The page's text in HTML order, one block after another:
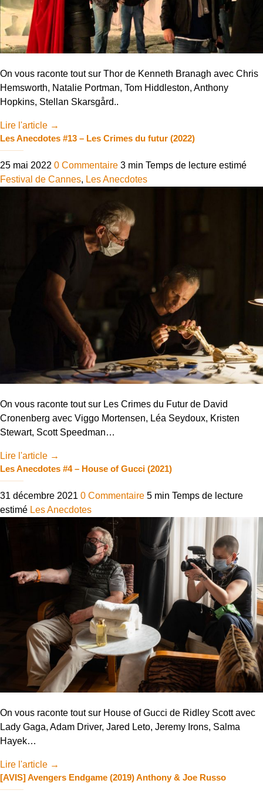
On vous raconte tout sur Thor de Kenneth Branagh avec Chris
Hemsworth, Natalie Portman, Tom Hiddleston, Anthony
Hopkins, Stellan Skarsgård..
Lire l'article →
Les Anecdotes #13 – Les Crimes du futur (2022)
25 mai 2022 0 Commentaire 3 min Temps de lecture estimé
Festival de Cannes, Les Anecdotes
On vous raconte tout sur Les Crimes du Futur de David
Cronenberg avec Viggo Mortensen, Léa Seydoux, Kristen
Stewart, Scott Speedman…
Lire l'article →
Les Anecdotes #4 – House of Gucci (2021)
31 décembre 2021 0 Commentaire 5 min Temps de lecture
estimé Les Anecdotes
On vous raconte tout sur House of Gucci de Ridley Scott avec
Lady Gaga, Adam Driver, Jared Leto, Jeremy Irons, Salma
Hayek…
Lire l'article →
[AVIS] Avengers Endgame (2019) Anthony & Joe Russo